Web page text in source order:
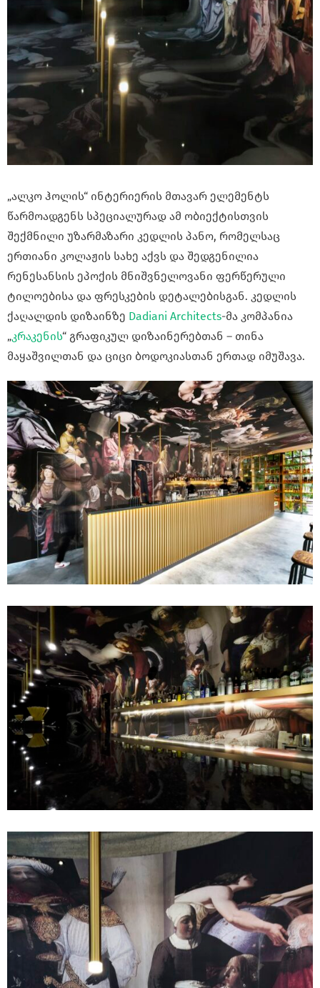
„ალკო ჰოლის“ ინტერიერის მთავარ ელემენტს
წარმოადგენს სპეციალურად ამ ობიექტისთვის
შექმნილი უზარმაზარი კედლის პანო, რომელსაც
ერთიანი კოლაჟის სახე აქვს და შედგენილია
რენესანსის ეპოქის მნიშვნელოვანი ფერწერული
ტილოებისა და ფრესკების დეტალებისგან. კედლის
ქაღალდის დიზაინზე Dadiani Architects-მა კომპანია
„კრაკენის“ გრაფიკულ დიზაინერებთან – თინა
მაყაშვილთან და ციცი ბოდოკიასთან ერთად იმუშავა.